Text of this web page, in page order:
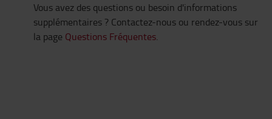
Vous avez des questions ou besoin d'informations
supplémentaires ? Contactez-nous ou rendez-vous sur
la page Questions Fréquentes.